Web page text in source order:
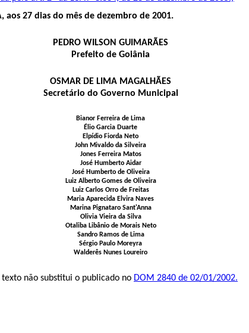
aos 27 dias do mês de dezembro de 2001.
PEDRO WILSON GUIMARÃES
Prefeito de Goiânia
OSMAR DE LIMA MAGALHÃES
Secretário do Governo Municipal
Bianor Ferreira de Lima
Élio Garcia Duarte
Elpídio Fiorda Neto
John Mivaldo da Silveira
Jones Ferreira Matos
José Humberto Aidar
José Humberto de Oliveira
Luiz Alberto Gomes de Oliveira
Luiz Carlos Orro de Freitas
Maria Aparecida Elvira Naves
Marina Pignataro Sant'Anna
Olivia Vieira da Silva
Otaliba Libânio de Morais Neto
Sandro Ramos de Lima
Sérgio Paulo Moreyra
Walderês Nunes Loureiro
texto não substitui o publicado no DOM 2840 de 02/01/2002.